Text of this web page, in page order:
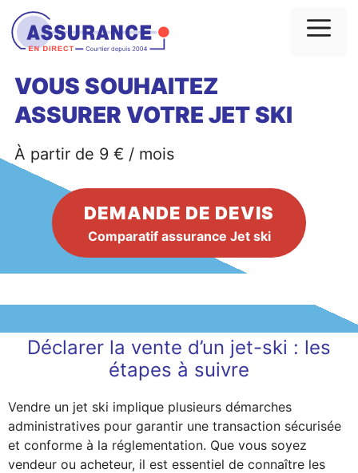
Aller
au
contenu
VOUS SOUHAITEZ
ASSURER VOTREJET SKI
À partir de 9 € / mois
DEMANDE DE DEVIS
Comparatif assurance Jet ski
Déclarer la vente d’un jet-ski : les
étapes à suivre
Vendre un jet ski implique plusieurs démarches
administratives pour garantir une transaction sécurisée
et conforme à la réglementation. Que vous soyez
vendeur ou acheteur, il est essentiel de connaître les